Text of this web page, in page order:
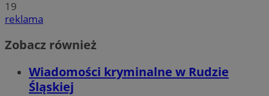
19
reklama
Zobacz również
Wiadomości kryminalne w Rudzie
Śląskiej